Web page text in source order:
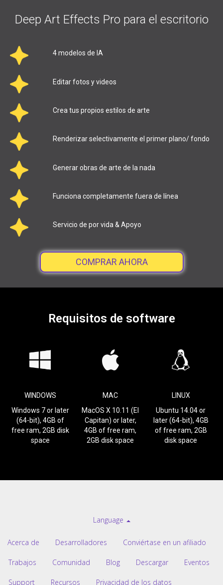
Deep Art Effects Pro para el escritorio
4 modelos de IA
Editar fotos y videos
Crea tus propios estilos de arte
Renderizar selectivamente el primer plano/ fondo
Generar obras de arte de la nada
Funciona completamente fuera de línea
Servicio de por vida & Apoyo
COMPRAR AHORA
Requisitos de software
WINDOWS
Windows 7 or later
(64-bit), 4GB of
free ram, 2GB disk
space
MAC
MacOS X 10.11 (El
Capitan) or later,
4GB of free ram,
2GB disk space
LINUX
Ubuntu 14.04 or
later (64-bit), 4GB
of free ram, 2GB
disk space
Language
Acerca de Desarrolladores Conviértase en un afiliado
Trabajos Comunidad Blog Descargar Eventos
Support Recursos Privacidad de los datos